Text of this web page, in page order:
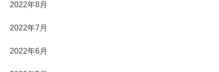
2022年8月
2022年7月
2022年6月